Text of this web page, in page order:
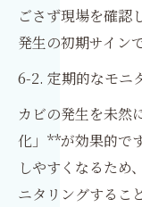
ごさず現場を確認
発生の初期サイン
6-2. 定期的なモニ
カビの発生を未然
化」**が効果的で
しやすくなるため
ニタリングするこ